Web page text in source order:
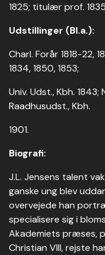
1825; titulær prof.
Udstillinger (Bl.a.):
Charl. Forår 1818-22,
1834, 1850, 1853;
Univ. Udst., Kbh.
Raadhusudst., Kbh.
1901.
Biografi:
J.L. Jensens talent
ganske ung blev
overvejede han
specialisere sig i
Akademiets præses,
Christian VIII, rejste